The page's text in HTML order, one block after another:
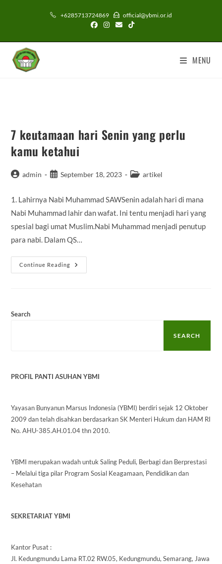
+6285713724869 official@ybmi.or.id
MENU
7 keutamaan hari Senin yang perlu
kamu ketahui
Postadmin
PostSeptember 18, 2023
Postartikel
1. Lahirnya Nabi Muhammad SAWSenin adalah hari di mana
Nabi Muhammad lahir dan wafat. Ini tentu menjadi hari yang
spesial bagi umat Muslim.Nabi Muhammad menjadi penutup
para nabi. Dalam QS…
Continue Reading
Keutamaan
Search
SEARCH
PROFIL PANTI ASUHAN YBMI
Yayasan Bunyanun Marsus Indonesia (YBMI) berdiri sejak 12 Oktober
2009 dan telah disahkan berdasarkan SK Menteri Hukum dan HAM RI
No. AHU-385.AH.01.04 thn 2010.
YBMI merupakan wadah untuk Saling Peduli, Berbagi dan Berprestasi
– Melalui tiga pilar Program Sosial Keagamaan, Pendidikan dan
Kesehatan
SEKRETARIAT YBMI
Kantor Pusat :
Jl. Kedungmundu Lama RT.02 RW.05, Kedungmundu, Semarang, Jawa